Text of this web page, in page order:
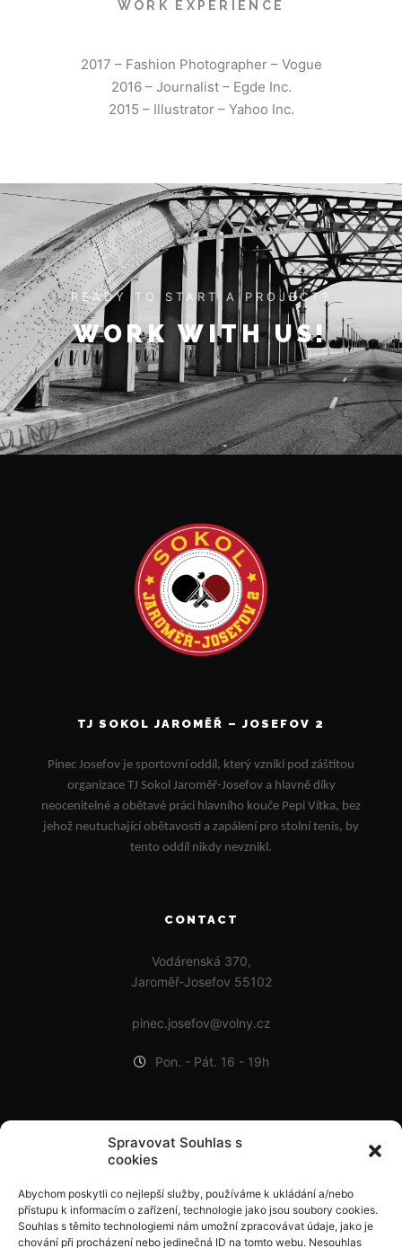
Spravovat Souhlas s
cookies
Abychom poskytli co nejlepší služby, používáme k ukládání a/nebo
přístupu k informacím o zařízení, technologie jako jsou soubory cookies.
Souhlas s těmito technologiemi nám umožní zpracovávat údaje, jako je
chování při procházení nebo jedinečná ID na tomto webu. Nesouhlas
WORK EXPERIENCE
2017 – Fashion Photographer – Vogue
2016 – Journalist – Egde Inc.
2015 – Illustrator – Yahoo Inc.
READY TO START A PROJECT?
WORK WITH US!
TJ SOKOL JAROMĚŘ – JOSEFOV 2
Pinec Josefov je sportovní oddíl, který vznikl pod záštitou
organizace TJ Sokol Jaroměř-Josefov a hlavně díky
neocenitelné a obětavé práci hlavního kouče Pepi Vítka, bez
jehož neutuchající obětavosti a zapálení pro stolní tenis, by
tento oddíl nikdy nevznikl.
CONTACT
Vodárenská 370,
Jaroměř-Josefov 55102
pinec.josefov@volny.cz
Pon. - Pát. 16 - 19h
POSLEDNÍ PŘÍSPĚVKY
9. 9. 2024
Čelákovická Minipálka 2024